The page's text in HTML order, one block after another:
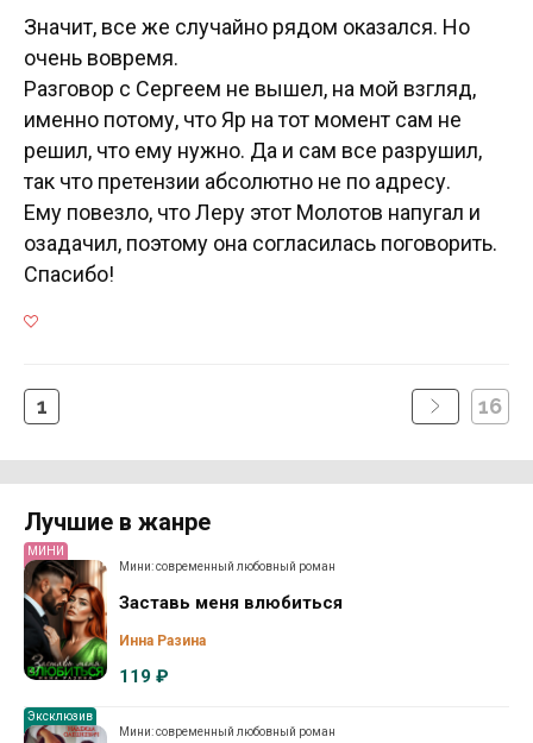
Значит, все же случайно рядом оказался. Но
очень вовремя.
Разговор с Сергеем не вышел, на мой взгляд,
именно потому, что Яр на тот момент сам не
решил, что ему нужно. Да и сам все разрушил,
так что претензии абсолютно не по адресу.
Ему повезло, что Леру этот Молотов напугал и
озадачил, поэтому она согласилась поговорить.
Спасибо!
1 16
Лучшие в жанре
МИНИ
Мини: современный любовный роман
Заставь меня влюбиться
Инна Разина
119 ₽
Эксклюзив
Мини: современный любовный роман